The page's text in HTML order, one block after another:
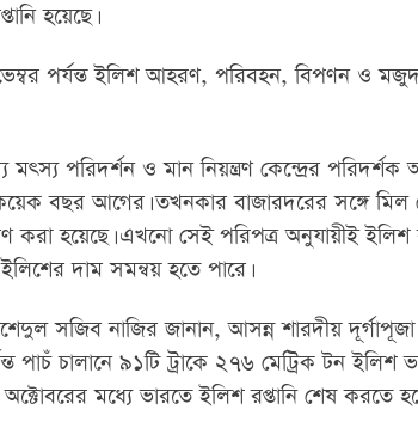
হয়েছে।
পর্যন্ত ইলিশ আহরণ, পরিবহন, বিপণন ও মজুদ
মৎস্য পরিদর্শন ও মান নিয়ন্ত্রণ কেন্দ্রের
বছর আগের। তখনকার বাজারদরের সঙ্গে মিল
করা হয়েছে। এখনো সেই পরিপত্র অনুযায়ীই ইলিশ
দাম সমন্বয় হতে পারে।
সজিব নাজির জানান, আসন্ন শারদীয়
পাচঁ চালানে ৯১টি ট্রাকে ২৭৬ মেট্রিক টন ইলিশ
মধ্যে ভারতে ইলিশ রপ্তানি শেষ করতে